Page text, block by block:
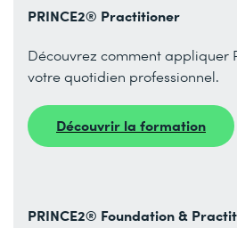
PRINCE2® Practitioner
Découvrez comment appliquer
votre quotidien professionnel.
Découvrir la formation
PRINCE2® Foundation &